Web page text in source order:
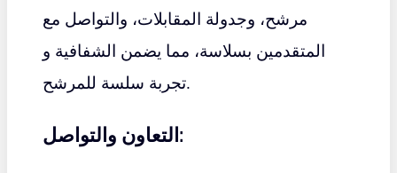
مرشح، وجدولة المقابلات، والتواصل مع
المتقدمين بسلاسة، مما يضمن الشفافية و
تجربة سلسة للمرشح.
التعاون والتواصل: